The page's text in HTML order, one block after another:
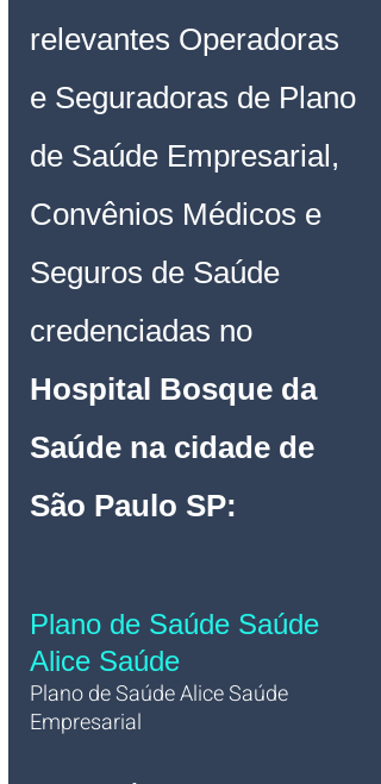
relevantes Operadoras
e Seguradoras de Plano
de Saúde Empresarial,
Convênios Médicos e
Seguros de Saúde
credenciadas no
Hospital Bosque da
Saúde na cidade de
São Paulo SP:
Plano de Saúde Saúde
Alice Saúde
Plano de Saúde Alice Saúde
Empresarial